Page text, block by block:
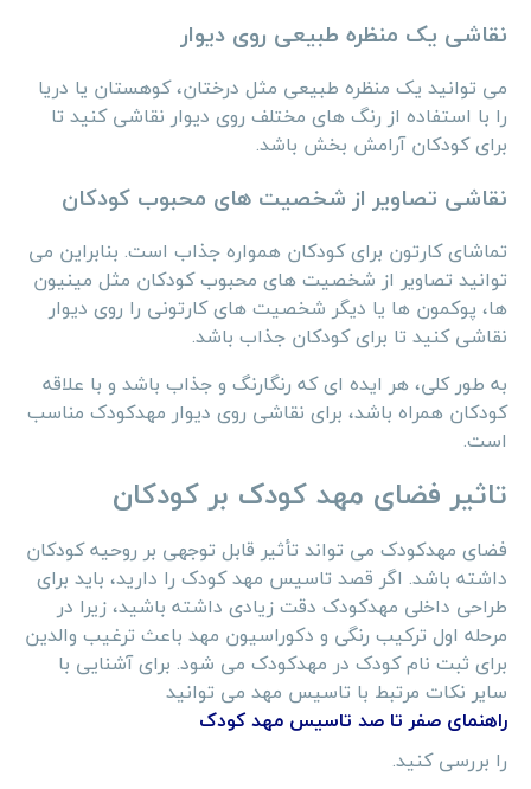
نقاشی یک منظره طبیعی روی دیوار
می ‌توانید یک منظره طبیعی مثل درختان، کوهستان یا دریا
را با استفاده از رنگ‌ های مختلف روی دیوار نقاشی کنید تا
برای کودکان آرامش بخش باشد.
نقاشی تصاویر از شخصیت ‌های محبوب کودکان
تماشای کارتون برای کودکان همواره جذاب است. بنابراین می
‌توانید تصاویر از شخصیت ‌های محبوب کودکان مثل مینیون‌
ها، پوکمون ‌ها یا دیگر شخصیت‌ های کارتونی را روی دیوار
نقاشی کنید تا برای کودکان جذاب باشد.
به طور کلی، هر ایده‌ ای که رنگارنگ و جذاب باشد و با علاقه
کودکان همراه باشد، برای نقاشی روی دیوار مهدکودک مناسب
است.
تاثیر فضای مهد کودک بر کودکان
فضای مهدکودک می‌ تواند تأثیر قابل توجهی بر روحیه کودکان
داشته باشد. اگر قصد تاسیس مهد کودک را دارید، باید برای
طراحی داخلی مهدکودک دقت زیادی داشته باشید، زیرا در
مرحله اول ترکیب رنگی و دکوراسیون مهد باعث ترغیب والدین
برای ثبت نام کودک در مهدکودک می شود. برای آشنایی با
سایر نکات مرتبط با تاسیس مهد می توانید
راهنمای صفر تا صد تاسیس مهد کودک
را بررسی کنید.